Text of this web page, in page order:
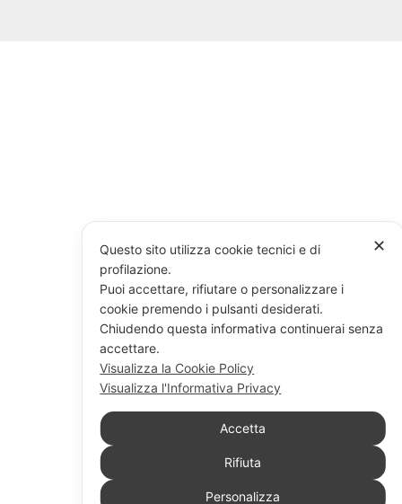
✕
Questo sito utilizza cookie tecnici e di
profilazione.
Puoi accettare, rifiutare o personalizzare i
cookie premendo i pulsanti desiderati.
Chiudendo questa informativa continuerai senza
accettare.
Visualizza la Cookie Policy
Visualizza l'Informativa Privacy
Accetta
Rifiuta
Personalizza